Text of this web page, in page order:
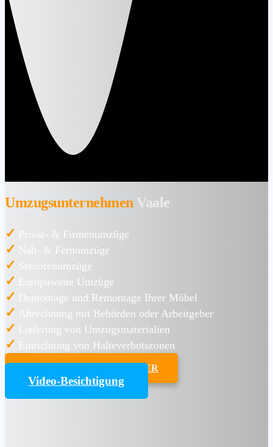
Umzugsunternehmen Vaale
✓ Privat- & Firmenumzüge
✓ Nah- & Fernumzüge
✓ Seniorenumzüge
✓ Europaweite Umzüge
✓ Demontage und Remontage Ihrer Möbel
✓ Abrechnung mit Behörden oder Arbeitgeber
✓ Lieferung von Umzugsmaterialien
✓ Einrichtung von Halteverbotszonen
UMZUGSKOSTENRECHNER
Video-Besichtigung